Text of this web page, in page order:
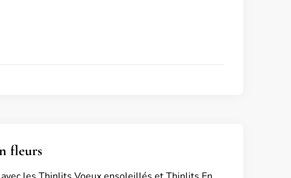
fleurs